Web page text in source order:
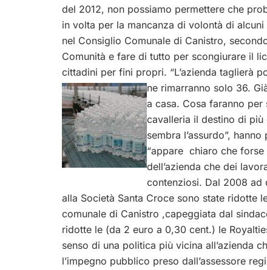
del 2012, non possiamo permettere che
in volta per la mancanza di volontà di
nel Consiglio Comunale di Canistro,
Comunità e fare di tutto per scongiurare il
cittadini per fini propri. “L’azienda taglierà
ne rimarranno solo 36.
a casa. Cosa faranno per
cavalleria il destino di più
sembra l’assurdo”,
“appare chiaro che
dell’azienda che dei
contenziosi. Dal 2008 ad
alla Società Santa Croce sono state ridotte
comunale di Canistro ,capeggiata dal
ridotte le (da 2 euro a 0,30 cent.) le
senso di una politica più vicina all’azienda
l’impegno pubblico preso dall’assessore